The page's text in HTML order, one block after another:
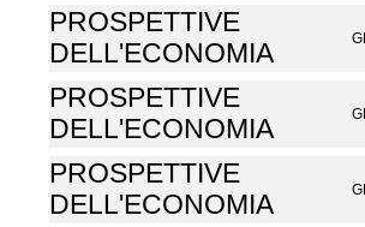
PROSPETTIVE
DELL'ECONOMIA
PROSPETTIVE
DELL'ECONOMIA
PROSPETTIVE
DELL'ECONOMIA